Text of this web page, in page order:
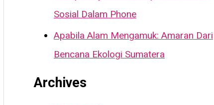
Sosial Dalam Phone
Apabila Alam Mengamuk: Amaran Dari
Bencana Ekologi Sumatera
Archives